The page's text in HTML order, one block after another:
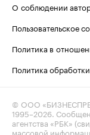
О соблюдении
Пользовательское
Политика в
Политика
© ООО
1995–2026.
агентства «РБК»
массовой